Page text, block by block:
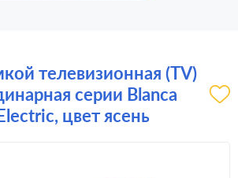
телевизионная (TV)
серии Blanca
цвет ясень